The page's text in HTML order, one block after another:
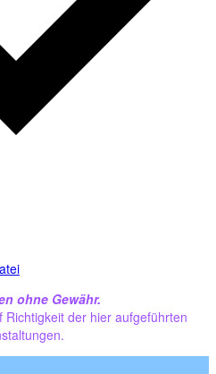
ohne Gewähr.
der hier aufgeführten